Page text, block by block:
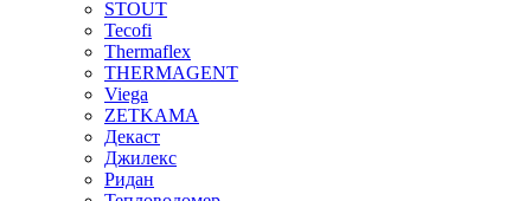
STOUT
Tecofi
Thermaflex
THERMAGENT
Viega
ZETKAMA
Декаст
Джилекс
Ридан